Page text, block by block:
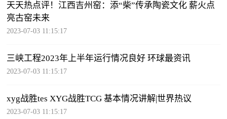
天天热点评！江西吉州窑：添“柴”传承陶瓷文化 薪火点
亮古窑未来
2023-07-03 11:15:17
三峡工程2023年上半年运行情况良好 环球最资讯
2023-07-03 11:15:17
xyg战胜tes XYG战胜TCG 基本情况讲解|世界热议
2023-07-03 11:15:17